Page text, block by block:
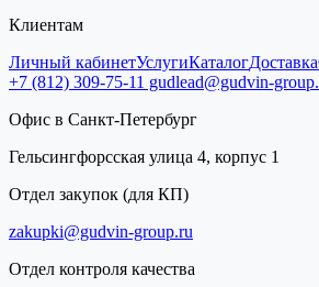
Клиентам
Личный кабинетУслугиКаталогДоставка
+7 (812) 309-75-11 gudlead@gudvin-
Офис в Санкт-Петербург
Гельсингфорсская улица 4, корпус 1
Отдел закупок (для КП)
zakupki@gudvin-group.ru
Отдел контроля качества